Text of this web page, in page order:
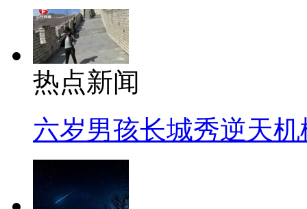
热点新闻
六岁男孩长城秀逆天机